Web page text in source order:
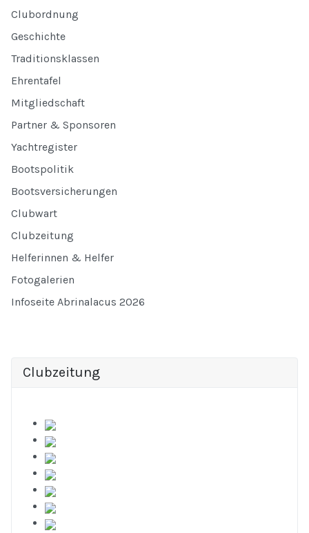
Clubordnung
Geschichte
Traditionsklassen
Ehrentafel
Mitgliedschaft
Partner & Sponsoren
Yachtregister
Bootspolitik
Bootsversicherungen
Clubwart
Clubzeitung
Helferinnen & Helfer
Fotogalerien
Infoseite Abrinalacus 2026
Clubzeitung